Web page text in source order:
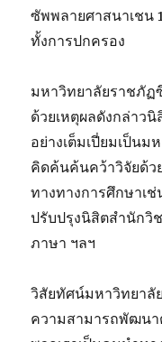
ซัพพลายศาสนาเชน
ทั้งการปกครอง
มหาวิทยาลัยราชภัฏ
ด้วยเหตุผลดังกล่าว
อย่างเต็มเปี่ยมเป็น
คิดค้นค้นคว้าวิจัยด้ว
ทางทางการศึกษาเ
ปรับปรุงนิสิตสำนักวิ
ภาษา ฯลฯ
วิสัยทัศน์มหาวิทยาลั
ความสามารถพัฒน